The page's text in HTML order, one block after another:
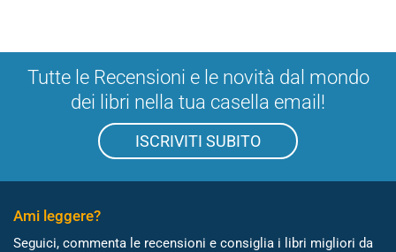
Tutte le Recensioni e le novità dal mondo
dei libri nella tua casella email!
ISCRIVITI SUBITO
Ami leggere?
Seguici, commenta le recensioni e consiglia i libri migliori da